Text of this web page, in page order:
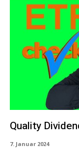
Quality
7. Januar 2024